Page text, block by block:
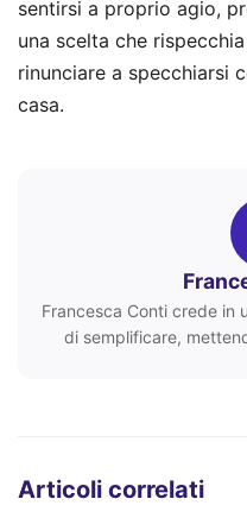
sentirsi a proprio agio,
una scelta che
rinunciare a specchiarsi
casa.
Francesca Conti crede in
di semplificare,
Articoli correlati